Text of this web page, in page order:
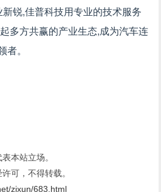
锐,佳普科技用专业的技术服务
多方共赢的产业生态,成为汽车连
。
本站立场。
可，不得转载。
zixun/683.html